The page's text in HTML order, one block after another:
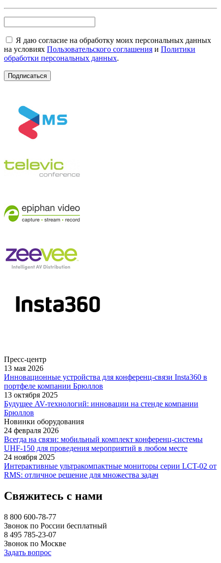
Я даю согласие на обработку моих персональных данных
на условиях Пользовательского соглашения и Политики
обработки персональных данных.
Пресс-центр
13 мая 2026
Инновационные устройства для конференц-связи Insta360 в
портфеле компании Брюллов
13 октября 2025
Будущее AV-технологий: инновации на стенде компании
Брюллов
Новинки оборудования
24 февраля 2026
Всегда на связи: мобильный комплект конференц-системы
UHF-150 для проведения мероприятий в любом месте
24 ноября 2025
Интерактивные ультракомпактные мониторы серии LCT-02 от
RMS: отличное решение для множества задач
Свяжитесь с нами
8 800 600-78-77
Звонок по России бесплатный
8 495 785-23-07
Звонок по Москве
Задать вопрос